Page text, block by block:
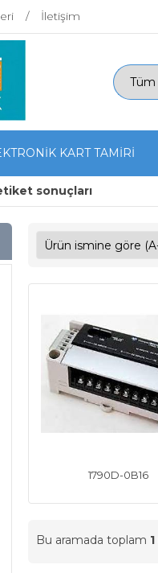
İletişim
KART TAMİRİ
sonuçları
1790D-0B16
Bu aramada toplam 1